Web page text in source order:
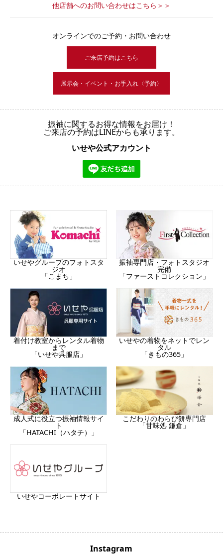
他店舗へのお問い合わせはこちら＞＞
オンラインでのご予約・お問い合わせ
ご来店予約はこちら
展示会・イベント・お手入れ〈予約〉
振袖に関するお得な情報をお届け！
ご来店の予約はLINEからも承ります。
いせや公式アカウント
いせやグループのフォトスタ
ジオ
「こまち」
振袖専門店・フォトスタジオ
完備
「ファーストコレクション」
着付け教室からレンタル着物
まで
「いせや呉服店」
いせやの着物をネットでレン
タル
「きもの365」
成人式に役立つ振袖情報サイ
ト
「HATACHI（ハタチ）」
こだわりのわらび餅専門店
「甘味処 鎌倉」
いせやコーポレートサイト
Instagram